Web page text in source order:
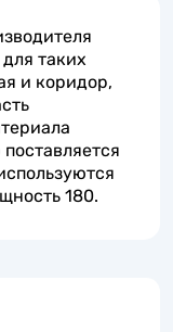
таких
и коридор,
180.